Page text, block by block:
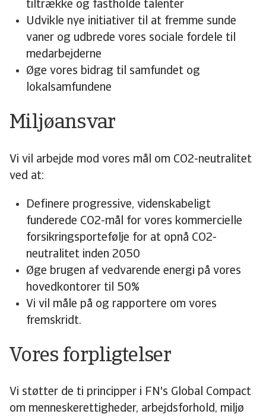
tiltrække og fastholde talenter
Udvikle nye initiativer til at fremme sunde
vaner og udbrede vores sociale fordele til
medarbejderne
Øge vores bidrag til samfundet og
lokalsamfundene
Miljøansvar
Vi vil arbejde mod vores mål om CO2-neutralitet
ved at:
Definere progressive, videnskabeligt
funderede CO2-mål for vores kommercielle
forsikringsportefølje for at opnå CO2-
neutralitet inden 2050
Øge brugen af vedvarende energi på vores
hovedkontorer til 50%
Vi vil måle på og rapportere om vores
fremskridt.
Vores forpligtelser
Vi støtter de ti principper i FN's Global Compact
om menneskerettigheder, arbejdsforhold, miljø